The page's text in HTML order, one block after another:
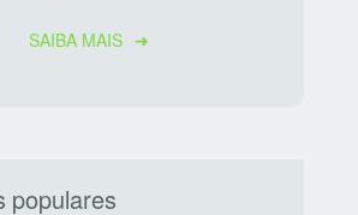
SAIBA MAIS
populares